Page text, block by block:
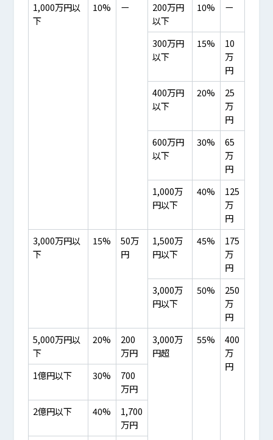
1,000万円以
下
10% ー
200万円
以下
10% ー
300万円
以下
15%
10
万
円
400万円
以下
20%
25
万
円
600万円
以下
30%
65
万
円
1,000万
円以下
40%
125
万
円
3,000万円以
下
15%
50万
円
1,500万
円以下
45%
175
万
円
3,000万
円以下
50%
250
万
円
5,000万円以
下
20%
200
万円
3,000万
円超
55%
400
万
円
1億円以下 30%
700
万円
2億円以下
40%
1,700
万円